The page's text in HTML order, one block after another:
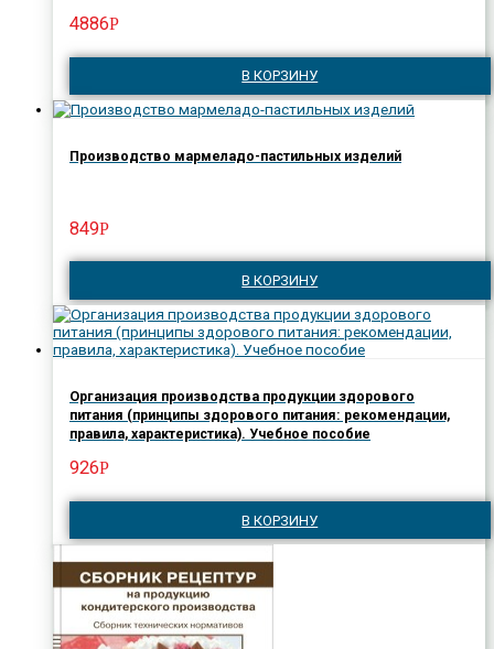
4886Р
В КОРЗИНУ
Производство мармеладо-пастильных изделий
849Р
В КОРЗИНУ
Организация производства продукции здорового
питания (принципы здорового питания: рекомендации,
правила, характеристика). Учебное пособие
926Р
В КОРЗИНУ